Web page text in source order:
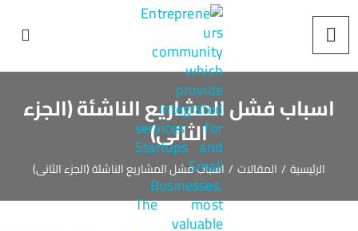
اسباب فشل المشاريع الناشئة (الجزء
الثانى)
الرئيسية / المقالات / اسباب فشل المشاريع الناشئة (الجزء الثانى)